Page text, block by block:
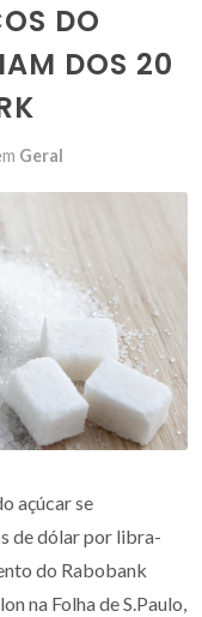
DO
DOS 20
Geral
açúcar se
de dólar por libra-
do Rabobank
na Folha de S.Paulo,